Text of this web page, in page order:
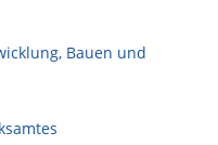
Bauen und